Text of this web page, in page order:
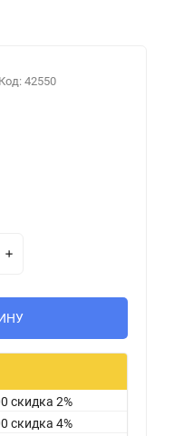
Код: 42550
скидка 2%
скидка 4%